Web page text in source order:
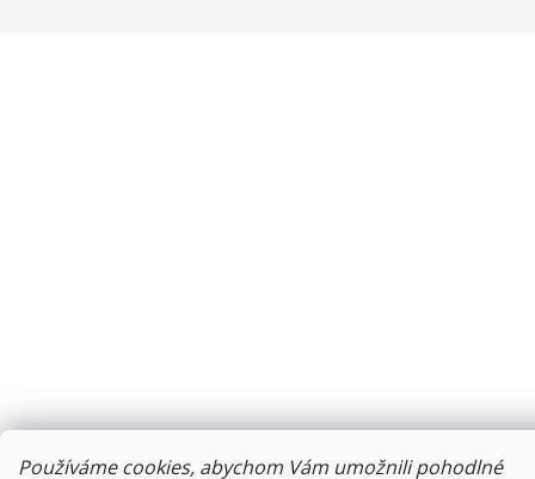
Používáme cookies, abychom Vám umožnili pohodlné